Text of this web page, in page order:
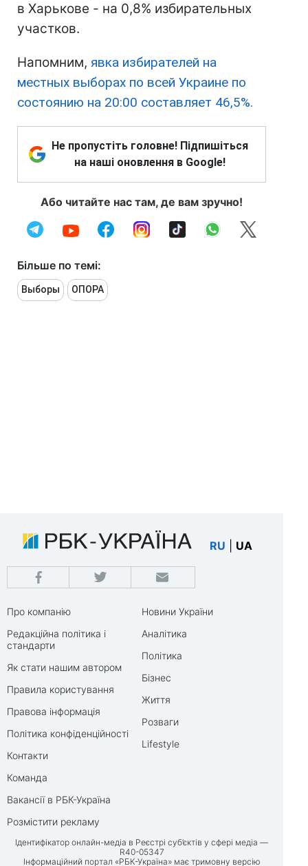
в Харькове - на 0,8% избирательных
участков.
Напомним, явка избирателей на
местных выборах по всей Украине по
состоянию на 20:00 составляет 46,5%.
Не пропустіть головне! Підпишіться
на наші оновлення в Google!
Або читайте нас там, де вам зручно!
Більше по темі:
Выборы ОПОРА
RU UA
Про компанію
Редакційна політика і
стандарти
Як стати нашим автором
Правила користування
Правова інформація
Політика конфіденційності
Контакти
Команда
Вакансії в РБК-Україна
Розмістити рекламу
Новини України
Аналітика
Політика
Бізнес
Життя
Розваги
Lifestyle
Ідентифікатор онлайн-медіа в Реєстрі суб’єктів у сфері медіа —
R40-05347
Інформаційний портал «РБК-Україна» має тримовну версію